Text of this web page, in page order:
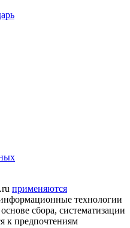
применяются
технологии
сбора, систематизации
к предпочтениям